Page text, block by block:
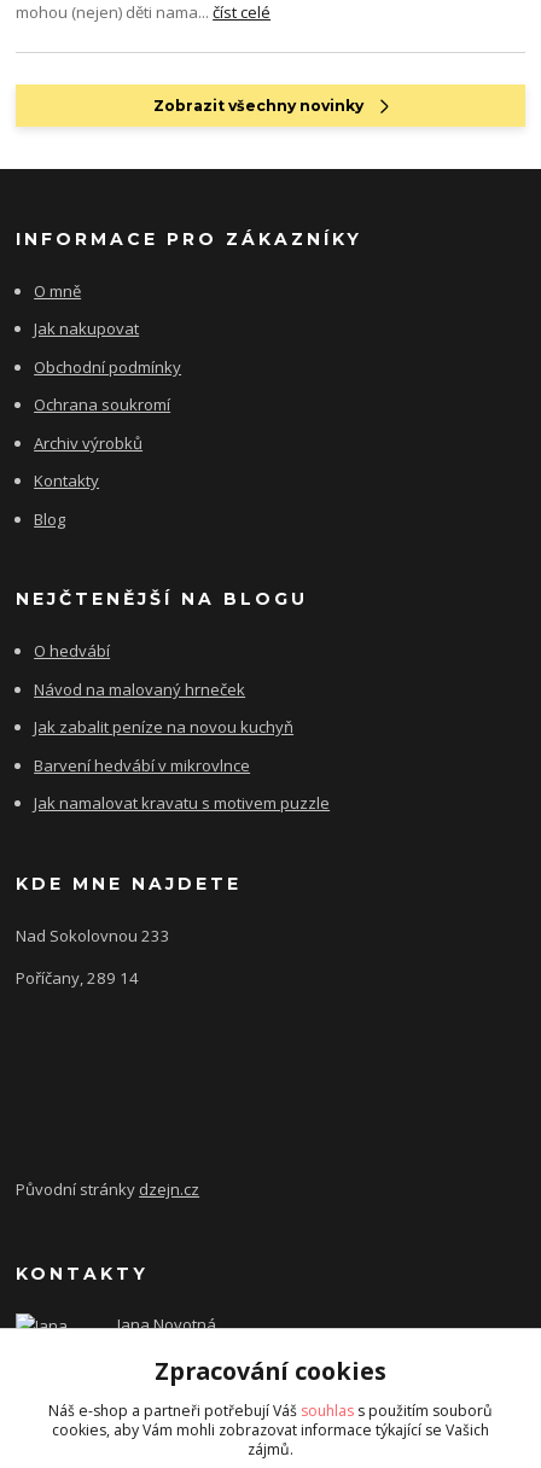
mohou (nejen) děti nama...číst celé
Zobrazit všechny novinky
INFORMACE PRO ZÁKAZNÍKY
O mně
Jak nakupovat
Obchodní podmínky
Ochrana soukromí
Archiv výrobků
Kontakty
Blog
NEJČTENĚJŠÍ NA BLOGU
O hedvábí
Návod na malovaný hrneček
Jak zabalit peníze na novou kuchyň
Barvení hedvábí v mikrovlnce
Jak namalovat kravatu s motivem puzzle
KDE MNE NAJDETE
Nad Sokolovnou 233
Poříčany, 289 14
Původní stránky dzejn.cz
KONTAKTY
Jana Novotná
dzejn.n@email.cz
Zpracování cookies
Náš e-shop a partneři potřebují Váš souhlas s použitím souborů
cookies, aby Vám mohli zobrazovat informace týkající se Vašich
zájmů.